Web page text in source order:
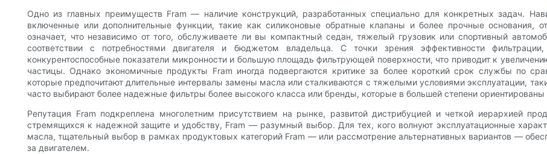
Одно из главных преимуществ Fram — наличие конструкций, разработанных специально для конкретных задач.
включенные или дополнительные функции, такие как силиконовые обратные клапаны и более прочные основания,
означает, что независимо от того, обслуживаете ли вы компактный седан, тяжелый грузовик или спортивный
соответствии с потребностями двигателя и бюджетом владельца. С точки зрения эффективности
конкурентоспособные показатели микронности и большую площадь фильтрующей поверхности, что приводит к
частицы. Однако экономичные продукты Fram иногда подвергаются критике за более короткий срок службы по
которые предпочитают длительные интервалы замены масла или сталкиваются с тяжелыми условиями эксплуатации,
часто выбирают более надежные фильтры более высокого класса или бренды, которые в большей степени
Репутация Fram подкреплена многолетним присутствием на рынке, развитой дистрибуцией и четкой иерархией
стремящихся к надежной защите и удобству, Fram — разумный выбор. Для тех, кого волнуют эксплуатационные
масла, тщательный выбор в рамках продуктовых категорий Fram — или рассмотрение альтернативных вариантов —
за двигателем.